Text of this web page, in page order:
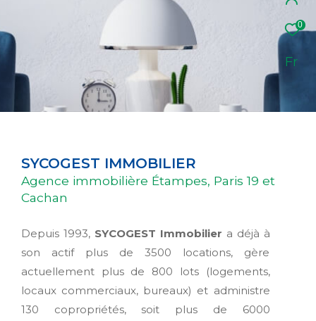
0
Fr
SYCOGEST IMMOBILIER
Agence immobilière Étampes, Paris 19 et
Cachan
Depuis 1993, SYCOGEST Immobilier a déjà à
son actif plus de 3500 locations, gère
actuellement plus de 800 lots (logements,
locaux commerciaux, bureaux) et administre
130 copropriétés, soit plus de 6000